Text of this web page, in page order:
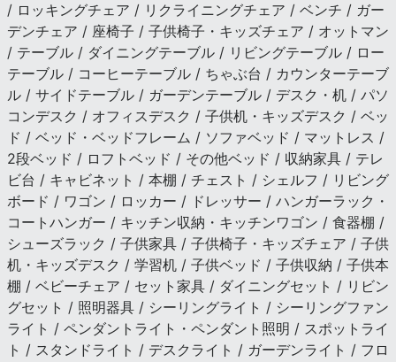
/ ロッキングチェア / リクライニングチェア / ベンチ / ガー
デンチェア / 座椅子 / 子供椅子・キッズチェア / オットマン
/ テーブル / ダイニングテーブル / リビングテーブル / ロー
テーブル / コーヒーテーブル / ちゃぶ台 / カウンターテーブ
ル / サイドテーブル / ガーデンテーブル / デスク・机 / パソ
コンデスク / オフィスデスク / 子供机・キッズデスク / ベッ
ド / ベッド・ベッドフレーム / ソファベッド / マットレス /
2段ベッド / ロフトベッド / その他ベッド / 収納家具 / テレ
ビ台 / キャビネット / 本棚 / チェスト / シェルフ / リビング
ボード / ワゴン / ロッカー / ドレッサー / ハンガーラック・
コートハンガー / キッチン収納・キッチンワゴン / 食器棚 /
シューズラック / 子供家具 / 子供椅子・キッズチェア / 子供
机・キッズデスク / 学習机 / 子供ベッド / 子供収納 / 子供本
棚 / ベビーチェア / セット家具 / ダイニングセット / リビン
グセット / 照明器具 / シーリングライト / シーリングファン
ライト / ペンダントライト・ペンダント照明 / スポットライ
ト / スタンドライト / デスクライト / ガーデンライト / フロ